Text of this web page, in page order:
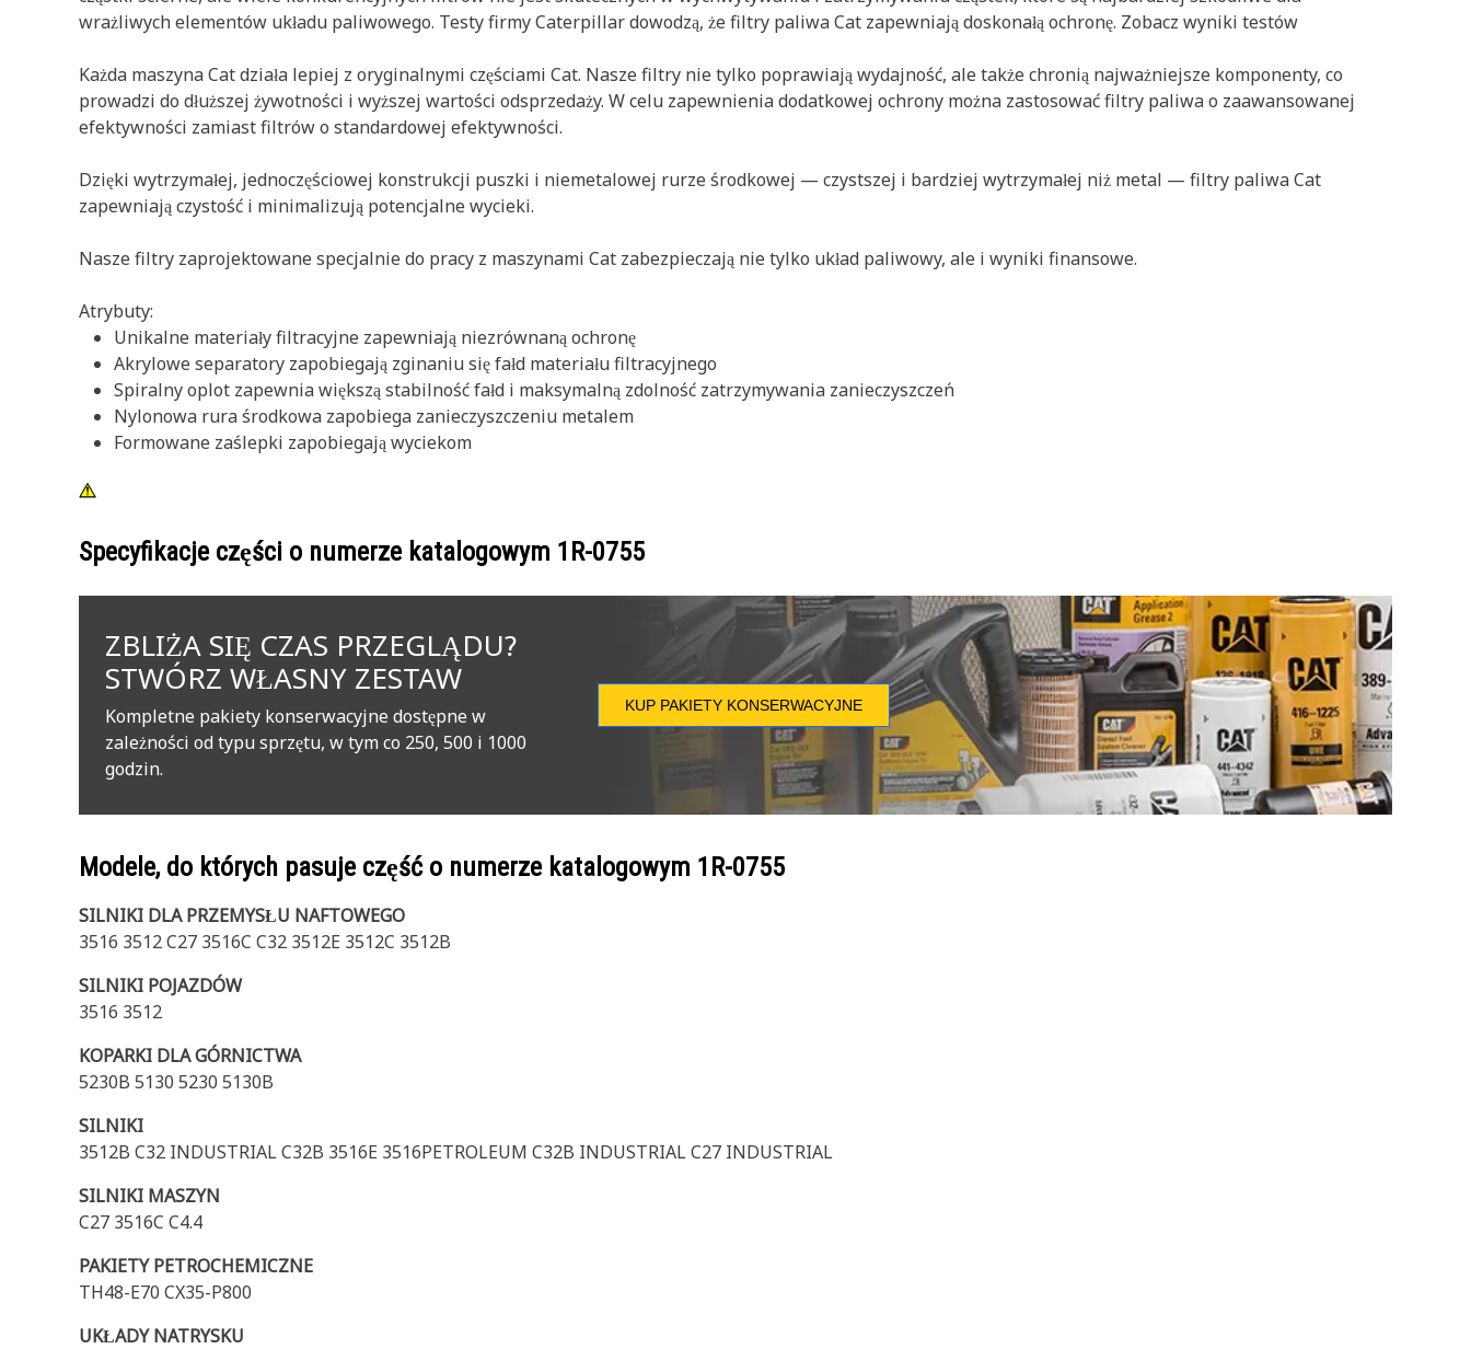
wrażliwych elementów układu paliwowego. Testy firmy Caterpillar dowodzą, że filtry paliwa Cat zapewniają doskonałą ochronę. Zobacz wyniki testów
Każda maszyna Cat działa lepiej z oryginalnymi częściami Cat. Nasze filtry nie tylko poprawiają wydajność, ale także chronią najważniejsze komponenty, co
prowadzi do dłuższej żywotności i wyższej wartości odsprzedaży. W celu zapewnienia dodatkowej ochrony można zastosować filtry paliwa o zaawansowanej
efektywności zamiast filtrów o standardowej efektywności.
Dzięki wytrzymałej, jednoczęściowej konstrukcji puszki i niemetalowej rurze środkowej — czystszej i bardziej wytrzymałej niż metal — filtry paliwa Cat
zapewniają czystość i minimalizują potencjalne wycieki.
Nasze filtry zaprojektowane specjalnie do pracy z maszynami Cat zabezpieczają nie tylko układ paliwowy, ale i wyniki finansowe.
Atrybuty:
Unikalne materiały filtracyjne zapewniają niezrównaną ochronę
Akrylowe separatory zapobiegają zginaniu się fałd materiału filtracyjnego
Spiralny oplot zapewnia większą stabilność fałd i maksymalną zdolność zatrzymywania zanieczyszczeń
Nylonowa rura środkowa zapobiega zanieczyszczeniu metalem
Formowane zaślepki zapobiegają wyciekom
Specyfikacje części o numerze katalogowym 1R-0755
ZBLIŻA SIĘ CZAS PRZEGLĄDU?
STWÓRZ WŁASNY ZESTAW
Kompletne pakiety konserwacyjne dostępne w
zależności od typu sprzętu, w tym co 250, 500 i 1000
godzin.
KUP PAKIETY KONSERWACYJNE
Modele, do których pasuje część o numerze katalogowym 1R-0755
SILNIKI DLA PRZEMYSŁU NAFTOWEGO
3516 3512 C27 3516C C32 3512E 3512C 3512B
SILNIKI POJAZDÓW
3516 3512
KOPARKI DLA GÓRNICTWA
5230B 5130 5230 5130B
SILNIKI
3512B C32 INDUSTRIAL C32B 3516E 3516PETROLEUM C32B INDUSTRIAL C27 INDUSTRIAL
SILNIKI MASZYN
C27 3516C C4.4
PAKIETY PETROCHEMICZNE
TH48-E70 CX35-P800
UKŁADY NATRYSKU